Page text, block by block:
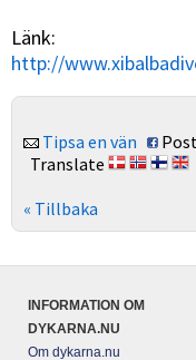
Länk:
http://
Tipsa en vän
Translate
« Tillbaka
INFORMATION OM
DYKARNA.NU
Om dykarna.nu